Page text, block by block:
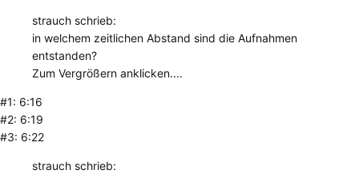
strauch schrieb:
in welchem zeitlichen Abstand sind die Aufnahmen
entstanden?
Zum Vergrößern anklicken....
#1: 6:16
#2: 6:19
#3: 6:22
strauch schrieb: